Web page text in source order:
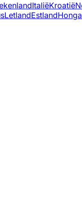
ItaliëKroatië
LetlandEstland